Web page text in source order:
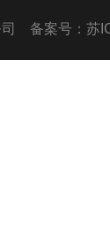
备案号：苏